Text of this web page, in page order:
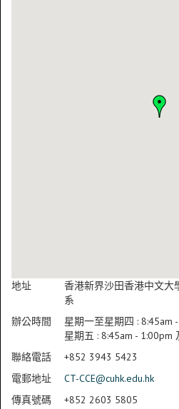
地址
香港新界沙田香港中文大
系
辦公時間
星期一至星期四 : 8:45am
星期五 : 8:45am - 1:00pm
聯絡電話
+852 3943 5423
電郵地址
CT-CCE@cuhk.edu.hk
傳真號碼
+852 2603 5805